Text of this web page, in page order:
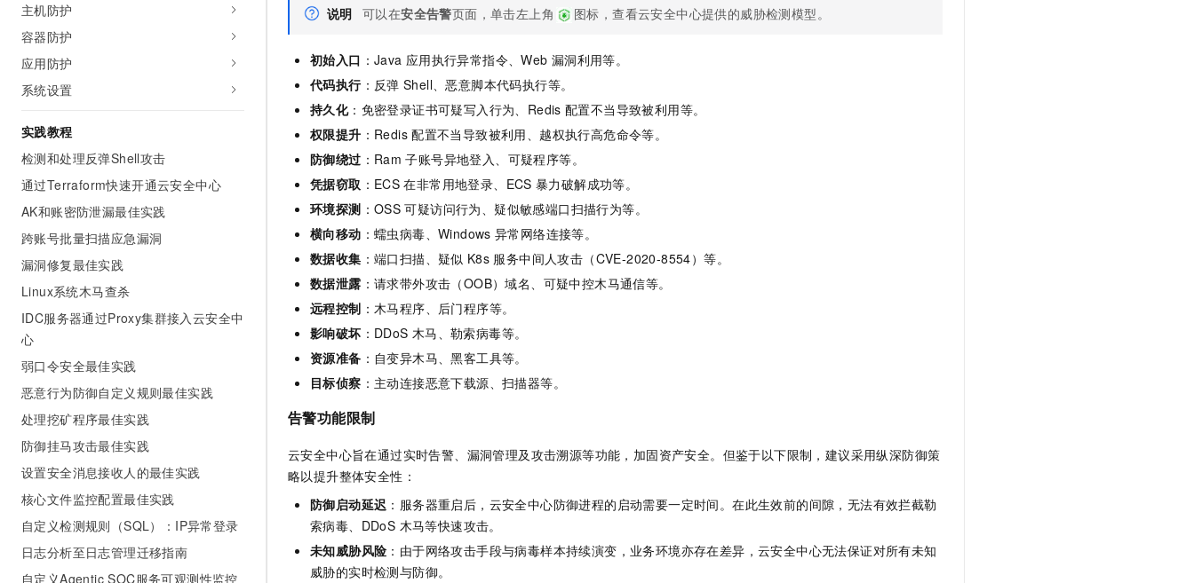
主机防护
容器防护
应用防护
系统设置
实践教程
检测和处理反弹Shell攻击
通过Terraform快速开通云安全中心
AK和账密防泄漏最佳实践
跨账号批量扫描应急漏洞
漏洞修复最佳实践
Linux系统木马查杀
IDC服务器通过Proxy集群接入云安全中
心
弱口令安全最佳实践
恶意行为防御自定义规则最佳实践
处理挖矿程序最佳实践
防御挂马攻击最佳实践
设置安全消息接收人的最佳实践
核心文件监控配置最佳实践
自定义检测规则（SQL）：IP异常登录
日志分析至日志管理迁移指南
自定义Agentic SOC服务可观测性监控
说明 可以在安全告警页面，单击左上角 图标，查看云安全中心提供的威胁检测模型。
初始入口 ：Java 应用执行异常指令、Web 漏洞利用等。
代码执行：反弹 Shell、恶意脚本代码执行等。
持久化：免密登录证书可疑写入行为、Redis 配置不当导致被利用等。
权限提升 ：Redis 配置不当导致被利用、越权执行高危命令等。
防御绕过 ：Ram 子账号异地登入、可疑程序等。
凭据窃取 ：ECS 在非常用地登录、ECS 暴力破解成功等。
环境探测 ：OSS 可疑访问行为、疑似敏感端口扫描行为等。
横向移动 ：蠕虫病毒、Windows 异常网络连接等。
数据收集 ：端口扫描、疑似 K8s 服务中间人攻击（CVE-2020-8554）等。
数据泄露 ：请求带外攻击（OOB）域名、可疑中控木马通信等。
远程控制 ：木马程序、后门程序等。
影响破坏 ：DDoS 木马、勒索病毒等。
资源准备 ：自变异木马、黑客工具等。
目标侦察 ：主动连接恶意下载源、扫描器等。
告警功能限制
云安全中心旨在通过实时告警、漏洞管理及攻击溯源等功能，加固资产安全。但鉴于以下限制，建议采用纵深防御策
略以提升整体安全性：
防御启动延迟 ：服务器重启后，云安全中心防御进程的启动需要一定时间。在此生效前的间隙，无法有效拦截勒
索病毒、DDoS 木马等快速攻击。
未知威胁风险 ：由于网络攻击手段与病毒样本持续演变，业务环境亦存在差异，云安全中心无法保证对所有未知
威胁的实时检测与防御。